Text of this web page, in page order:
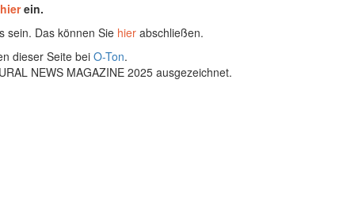
hierein.
sein. Das können Sie hier abschließen.
dieser Seite bei O-Ton.
NEWS MAGAZINE 2025 ausgezeichnet.